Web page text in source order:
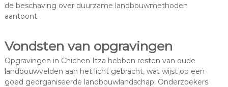
de beschaving over duurzame landbouwmethoden
aantoont.
Vondsten van opgravingen
Opgravingen in Chichen Itza hebben resten van oude
landbouwvelden aan het licht gebracht, wat wijst op een
goed georganiseerde landbouwlandschap. Onderzoekers